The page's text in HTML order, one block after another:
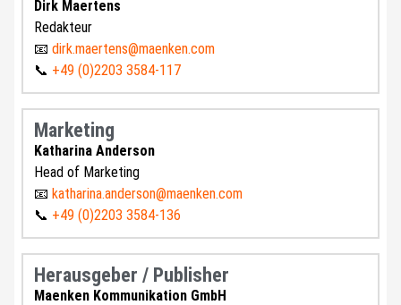
Dirk Maertens
Redakteur
📧 dirk.maertens@maenken.com
📞 +49 (0)2203 3584-117
Marketing
Katharina Anderson
Head of Marketing
📧 katharina.anderson@maenken.com
📞 +49 (0)2203 3584-136
Herausgeber / Publisher
Maenken Kommunikation GmbH